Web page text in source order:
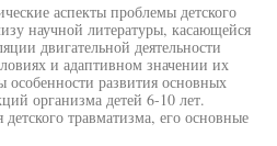
аспекты проблемы детского
научной литературы, касающейся
двигательной деятельности
и адаптивном значении их
особенности развития основных
организма детей 6-10 лет.
травматизма, его основные